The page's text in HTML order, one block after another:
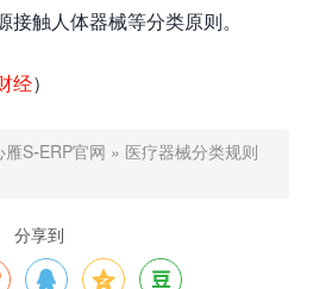
接触人体器械等分类原则。
经）
雁S-ERP官网 » 医疗器械分类规则
分享到
  